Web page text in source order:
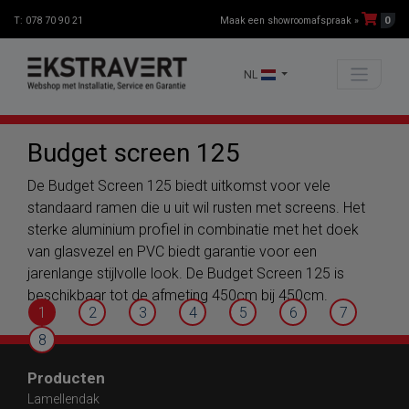
T: 078 70 90 21 Maak een showroomafspraak » 0
NL
Budget screen 125
De Budget Screen 125 biedt uitkomst voor vele
standaard ramen die u uit wil rusten met screens. Het
sterke aluminium profiel in combinatie met het doek
van glasvezel en PVC biedt garantie voor een
jarenlange stijlvolle look. De Budget Screen 125 is
beschikbaar tot de afmeting 450cm bij 450cm.
1
2 3 4 5 6
7
8
Producten
Lamellendak